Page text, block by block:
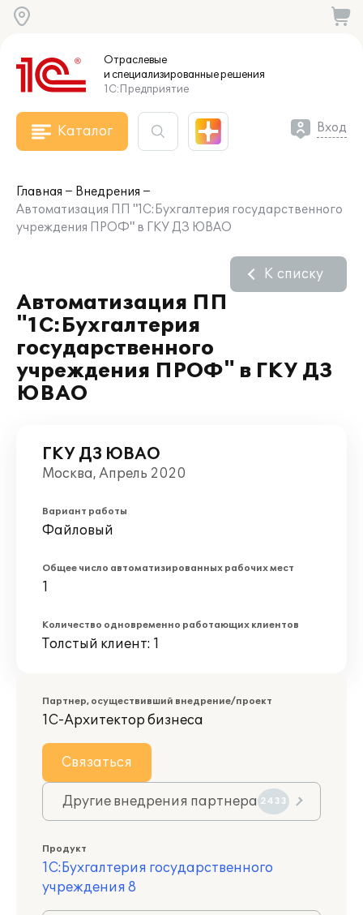
Отраслевые
и специализированныерешения
1С:Предприятие
Каталог Вход
Главная
Внедрения
Автоматизация ПП "1С:Бухгалтерия государственного
учреждения ПРОФ" в ГКУ ДЗ ЮВАО
Автоматизация ПП
"1С:Бухгалтерия
государственного
учреждения ПРОФ" в ГКУ ДЗ
ЮВАО
К списку
ГКУ ДЗ ЮВАО
Москва, Апрель 2020
Вариант работы
Файловый
Общее число автоматизированных рабочих мест
1
Количество одновременно работающих клиентов
Толстый клиент: 1
Партнер, осуществивший внедрение/проект
1С-Архитектор бизнеса
Связаться
Другие внедрения партнера 2433
Продукт
1С:Бухгалтерия государственного
учреждения 8